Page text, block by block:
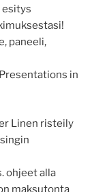
esitys
paneeli,
in
Linen risteily
ohjeet alla
maksutonta